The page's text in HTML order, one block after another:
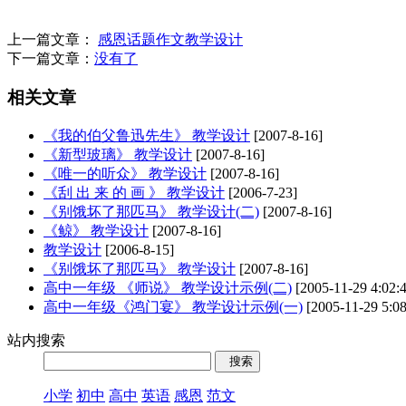
上一篇文章： 感恩话题作文教学设计
下一篇文章： 没有了
相关文章
《我的伯父鲁迅先生》 教学设计 [2007-8-16]
《新型玻璃》 教学设计 [2007-8-16]
《唯一的听众》 教学设计 [2007-8-16]
《刮 出 来 的 画 》 教学设计 [2006-7-23]
《别饿坏了那匹马》 教学设计(二) [2007-8-16]
《鲸》 教学设计 [2007-8-16]
教学设计 [2006-8-15]
《别饿坏了那匹马》 教学设计 [2007-8-16]
高中一年级 《师说》 教学设计示例(二) [2005-11-29
高中一年级《鸿门宴》 教学设计示例(一) [2005-11-29
站内搜索
小学 初中 高中 英语 感恩 范文